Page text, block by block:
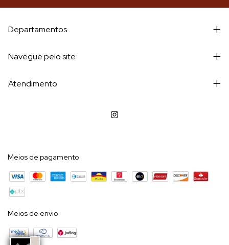
Departamentos
Navegue pelo site
Atendimento
Meios de pagamento
Meios de envio